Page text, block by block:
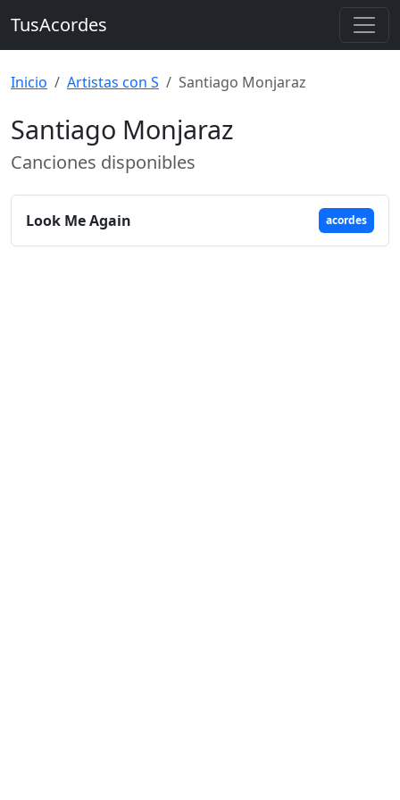
TusAcordes
Inicio Artistas con S Santiago Monjaraz
Santiago Monjaraz
Canciones disponibles
Look Me Again acordes